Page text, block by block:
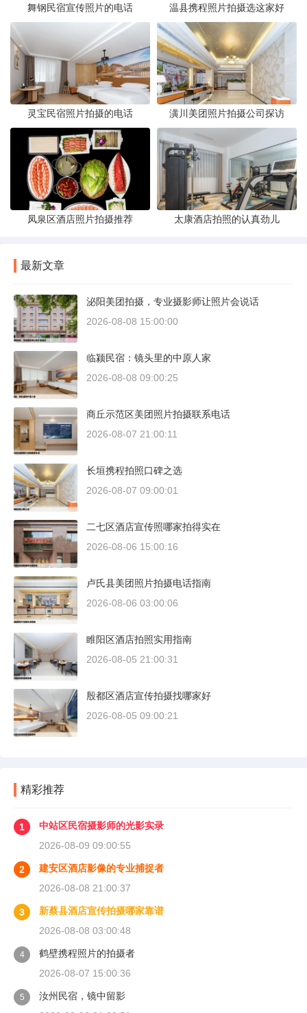
舞钢民宿宣传照片的电话 温县携程照片拍摄选这家好
灵宝民宿照片拍摄的电话 潢川美团照片拍摄公司探访
凤泉区酒店照片拍摄推荐 太康酒店拍照的认真劲儿
最新文章
泌阳美团拍摄，专业摄影师让照片会说话
2026-08-08 15:00:00
临颍民宿：镜头里的中原人家
2026-08-08 09:00:25
商丘示范区美团照片拍摄联系电话
2026-08-07 21:00:11
长垣携程拍照口碑之选
2026-08-07 09:00:01
二七区酒店宣传照哪家拍得实在
2026-08-06 15:00:16
卢氏县美团照片拍摄电话指南
2026-08-06 03:00:06
睢阳区酒店拍照实用指南
2026-08-05 21:00:31
殷都区酒店宣传拍摄找哪家好
2026-08-05 09:00:21
精彩推荐
1
中站区民宿摄影师的光影实录
2026-08-09 09:00:55
2
建安区酒店影像的专业捕捉者
2026-08-08 21:00:37
3
新蔡县酒店宣传拍摄哪家靠谱
2026-08-08 03:00:48
4
鹤壁携程照片的拍摄者
2026-08-07 15:00:36
5
汝州民宿，镜中留影